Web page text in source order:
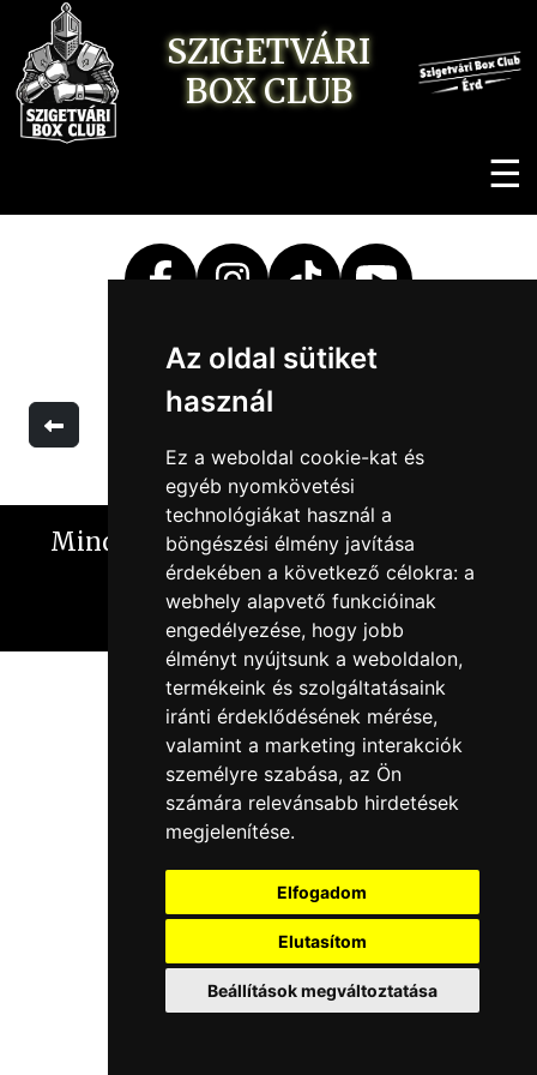
Az oldal sütiket
használ
Ez a weboldal cookie-kat és
egyéb nyomkövetési
technológiákat használ a
böngészési élmény javítása
érdekében a következő célokra: a
webhely alapvető funkcióinak
engedélyezése, hogy jobb
élményt nyújtsunk a weboldalon,
termékeink és szolgáltatásaink
iránti érdeklődésének mérése,
valamint a marketing interakciók
személyre szabása, az Ön
számára relevánsabb hirdetések
megjelenítése.
Elfogadom
Elutasítom
Beállítások megváltoztatása
SZIGETVÁRI
BOXCLUB
☰
Minden jog fentartva
2025 - 2026
Szigetvári Box Club
darhmedia.hu